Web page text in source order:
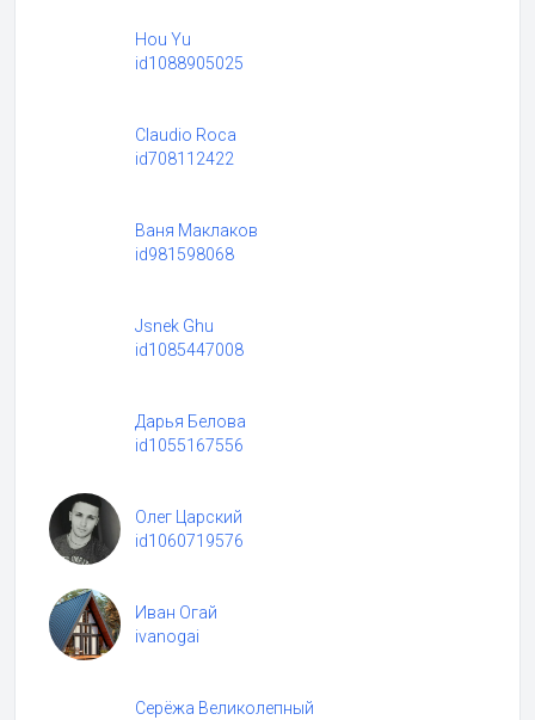
Hou Yu
id1088905025
Claudio Roca
id708112422
Ваня Маклаков
id981598068
Jsnek Ghu
id1085447008
Дарья Белова
id1055167556
Олег Царский
id1060719576
Иван Огай
ivanogai
Серёжа Великолепный